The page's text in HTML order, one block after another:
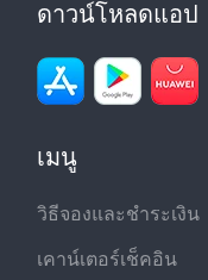
ดาวน์โหลดแอป
เมนู
วิธีจองและชำระเงิน
เคาน์เตอร์เช็คอิน